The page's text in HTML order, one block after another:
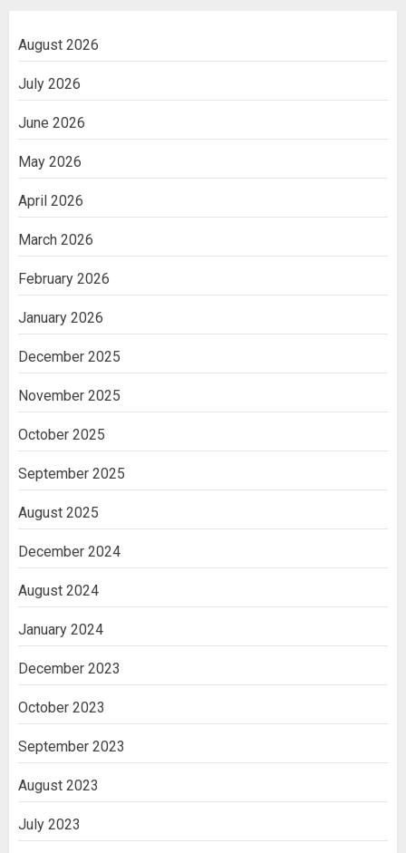
August 2026
July 2026
June 2026
May 2026
April 2026
March 2026
February 2026
January 2026
December 2025
November 2025
October 2025
September 2025
August 2025
December 2024
August 2024
January 2024
December 2023
October 2023
September 2023
August 2023
July 2023